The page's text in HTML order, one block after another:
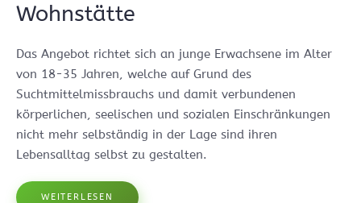
Wohnstätte
Das Angebot richtet sich an junge Erwachsene im Alter
von 18-35 Jahren, welche auf Grund des
Suchtmittelmissbrauchs und damit verbundenen
körperlichen, seelischen und sozialen Einschränkungen
nicht mehr selbständig in der Lage sind ihren
Lebensalltag selbst zu gestalten.
WEITERLESEN